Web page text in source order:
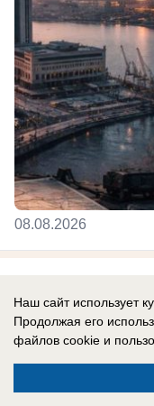
08.08.2026
Новости СМИ2
Наш сайт использует
Продолжая его
файлов cookie и